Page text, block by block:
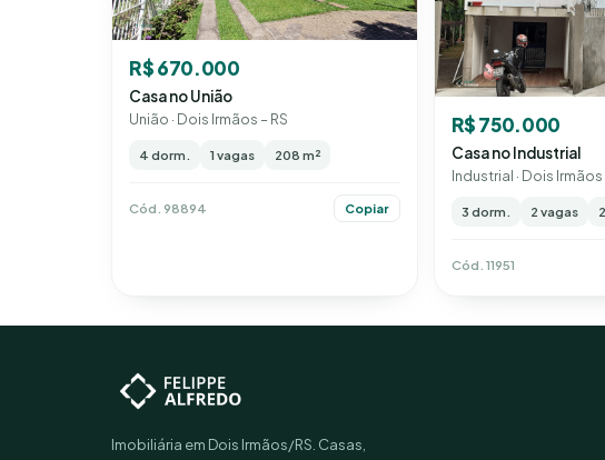
R$ 670.000
Casa no União
União · Dois Irmãos – RS
4 dorm. 1 vagas 208 m²
Cód. 98894 Copiar
R$ 750.000
Casa no Industrial
Industrial · Dois Irmãos
3 dorm. 2 vagas
Cód. 11951
Imobiliária em Dois Irmãos/RS. Casas,